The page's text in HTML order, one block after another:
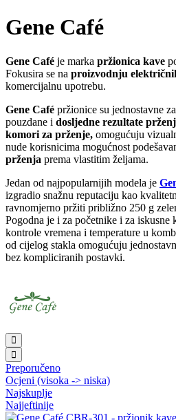
Gene Café
Gene Café je marka pržionica kave
Fokusira se na proizvodnju
komercijalnu upotrebu.
Gene Café pržionice su jednostavne
pouzdane i dosljedne rezultate
komori za prženje, omogućuju
nude korisnicima mogućnost
prženja prema vlastitim željama.
Jedan od najpopularnijih modela je
izgradio snažnu reputaciju kao
ravnomjerno pržiti približno 250 g
Pogodna je i za početnike i za
kontrole vremena i temperature u
od cijelog stakla omogućuju
bez kompliciranih postavki.
Preporučeno
Ocjeni (visoka -> niska)
Najskuplje
Najjeftinije